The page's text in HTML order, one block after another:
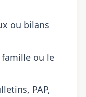
ou bilans
ou le
PAP,